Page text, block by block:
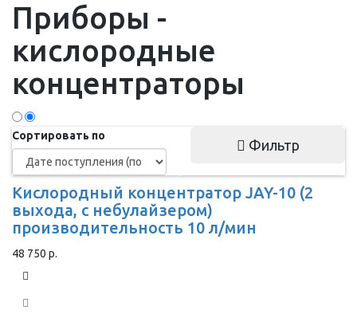
Приборы -
кислородные
концентраторы
Сортировать по
Фильтр
Кислородный концентратор JAY-10 (2
выхода, с небулайзером)
производительность 10 л/мин
48 750 р.